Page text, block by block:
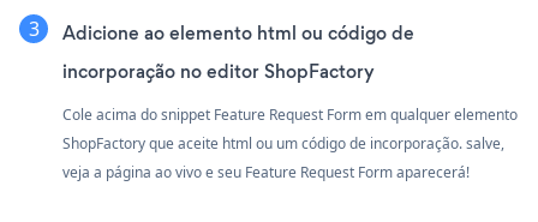
Adicione ao elemento html ou código de
incorporação no editor ShopFactory
Cole acima do snippet Feature Request Form em qualquer elemento
ShopFactory que aceite html ou um código de incorporação. salve,
veja a página ao vivo e seu Feature Request Form aparecerá!